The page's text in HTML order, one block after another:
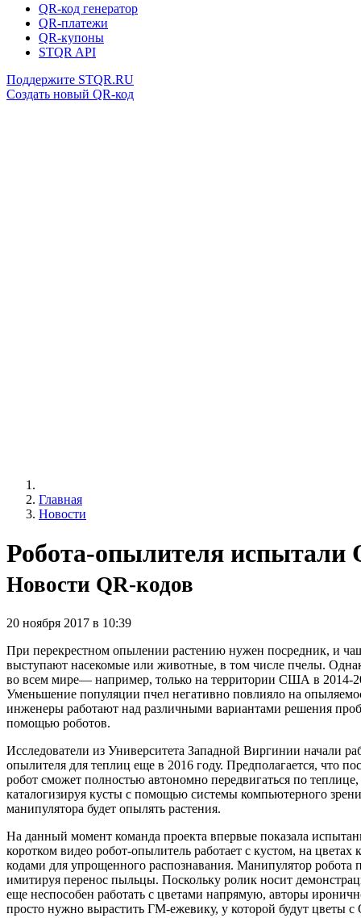
QR-код генератор
QR-платежи
QR-купоны
STQR API
Поддержите STQR.RU
Создать новый QR-код
Главная
Новости
Робота-опылителя испытали
Новости QR-кодов
20 ноября 2017 в 10:39
При перекрестном опылении растению нужен посредник, и
выступают насекомые или животные, в том числе пчелы.
во всем мире— например, только на территории США в 2014-
Уменьшение популяции пчел негативно повлияло на
инженеры работают над различными вариантами решения
помощью роботов.
Исследователи из Университета Западной Виргинии начали
опылителя для теплиц еще в 2016 году. Предполагается, что
робот сможет полностью автономно передвигаться по теплице,
каталогизируя кусты с помощью системы компьютерного
манипулятора будет опылять растения.
На данный момент команда проекта впервые показала
коротком видео робот-опылитель работает с кустом, на цветах
кодами для упрощенного распознавания. Манипулятор робота
имитируя перенос пыльцы. Поскольку ролик носит
еще неспособен работать с цветами напрямую, авторы
просто нужно вырастить ГМ-ежевику, у которой будут цветы с